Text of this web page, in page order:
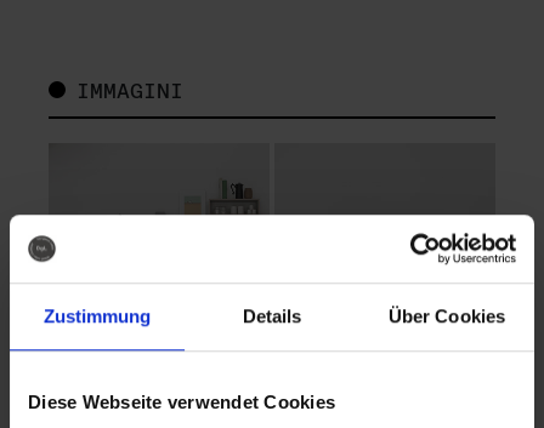
Zustimmung Details Über Cookies
Diese Webseite verwendet Cookies
IMMAGINI